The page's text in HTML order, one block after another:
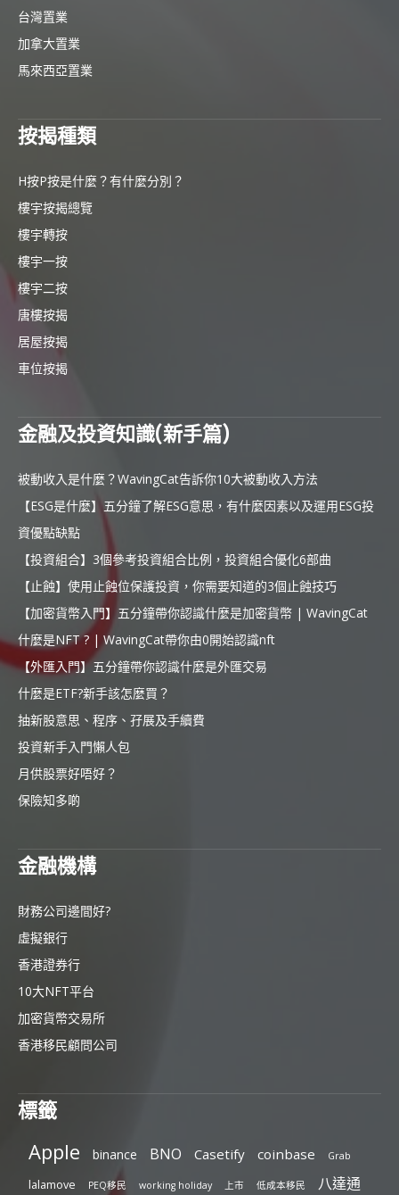
台灣置業
加拿大置業
馬來西亞置業
按揭種類
H按P按是什麼？有什麼分別？
樓宇按揭總覽
樓宇轉按
樓宇一按
樓宇二按
唐樓按揭
居屋按揭
車位按揭
金融及投資知識(新手篇)
被動收入是什麼？WavingCat告訴你10大被動收入方法
【ESG是什麼】五分鐘了解ESG意思，有什麼因素以及運用ESG投
資優點缺點
【投資組合】3個參考投資組合比例，投資組合優化6部曲
【止蝕】使用止蝕位保護投資，你需要知道的3個止蝕技巧
【加密貨幣入門】五分鐘帶你認識什麼是加密貨幣 | WavingCat
什麼是NFT ? | WavingCat帶你由0開始認識nft
【外匯入門】五分鐘帶你認識什麼是外匯交易
什麼是ETF?新手該怎麼買？
抽新股意思、程序、孖展及手續費
投資新手入門懶人包
月供股票好唔好？
保險知多啲
金融機構
財務公司邊間好?
虛擬銀行
香港證券行
10大NFT平台
加密貨幣交易所
香港移民顧問公司
標籤
Apple binance BNO Casetify coinbase Grab
lalamove PEQ移民 working holiday 上市 低成本移民 八達通